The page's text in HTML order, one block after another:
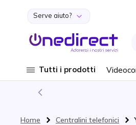
Salta al contenuto
Serve aiuto?
Tutti i prodotti
Home Centralini telefonici